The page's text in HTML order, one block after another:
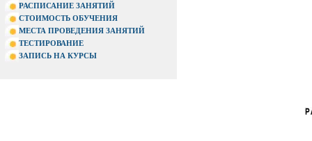
РАСПИСАНИЕ ЗАНЯТИЙ
СТОИМОСТЬ ОБУЧЕНИЯ
МЕСТА ПРОВЕДЕНИЯ ЗАНЯТИЙ
ТЕСТИРОВАНИЕ
ЗАПИСЬ НА КУРСЫ